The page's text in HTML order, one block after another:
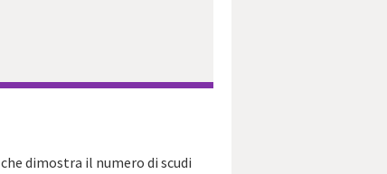
che dimostra il numero di scudi